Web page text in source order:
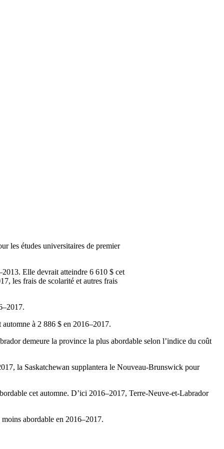
les études universitaires de premier
Elle devrait atteindre 6 610 $ cet
les frais de scolarité et autres frais
automne à 2 886 $ en 2016–2017.
demeure la province la plus abordable selon l’indice du coût
la Saskatchewan supplantera le Nouveau-Brunswick pour
cet automne. D’ici 2016–2017, Terre-Neuve-et-Labrador
moins abordable en 2016–2017.